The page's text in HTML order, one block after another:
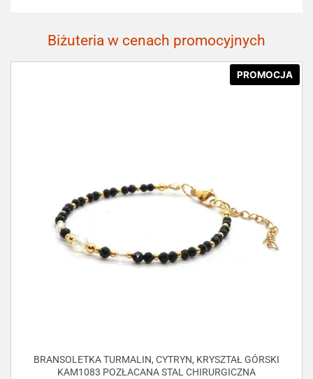
Biżuteria w cenach promocyjnych
PROMOCJA
BRANSOLETKA TURMALIN, CYTRYN, KRYSZTAŁ GÓRSKI
KAM1083 POZŁACANA STAL CHIRURGICZNA